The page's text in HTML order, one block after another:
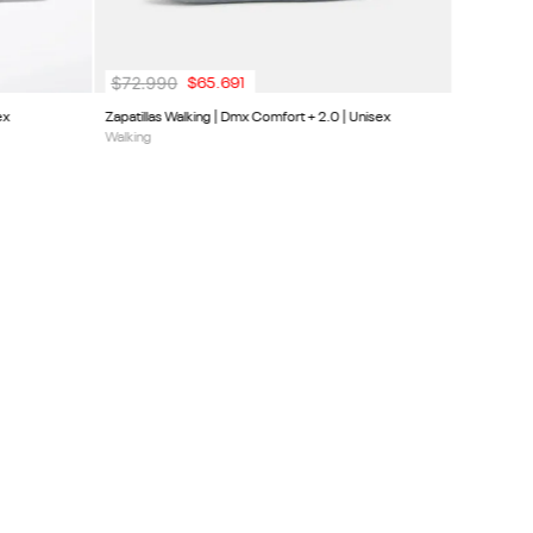
Zapatillas Walking | Dmx Comfort + 2.0 | Unisex
Walking
$72.990 $65.691